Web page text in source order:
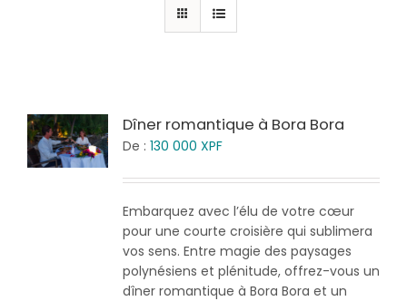
Dîner romantique à Bora Bora
De : 130 000 XPF
Embarquez avec l’élu de votre cœur
pour une courte croisière qui sublimera
vos sens. Entre magie des paysages
polynésiens et plénitude, offrez-vous un
dîner romantique à Bora Bora et un